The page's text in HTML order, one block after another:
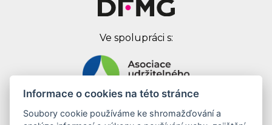
Ve spolupráci s:
Digital First Marketing Group s.r.o.
Informace o cookies na této stránce
Soubory cookie používáme ke shromažďování a